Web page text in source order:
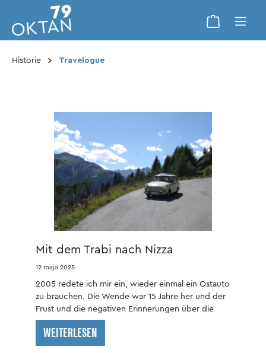
Historie Travelogue
Mit dem Trabi nach Nizza
12 maja 2025
2005 redete ich mir ein, wieder einmal ein Ostauto
zu brauchen. Die Wende war 15 Jahre her und der
Frust und die negativen Erinnerungen über die
alten Karren verflogen.
WEITERLESEN